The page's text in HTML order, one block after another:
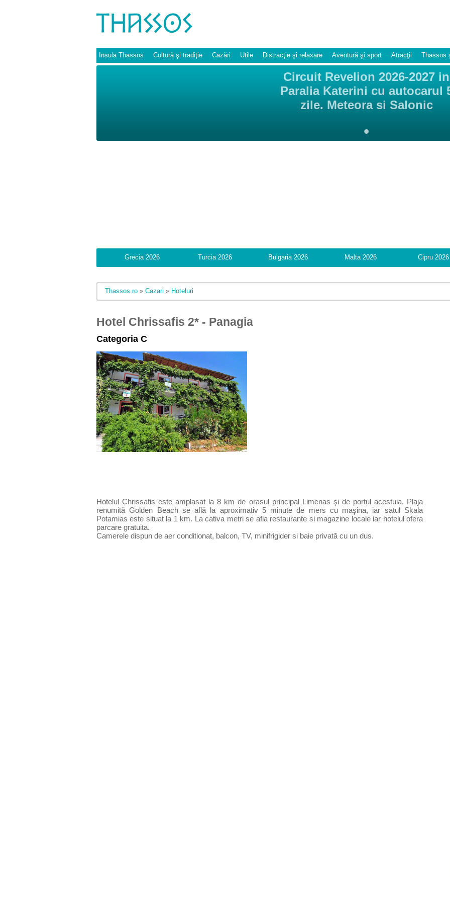
Insula Thassos Cultură şi tradiţie Cazări Utile Distracţie şi relaxare Aventură şi sport Atracţii Thassos
Circuit Revelion 2026-2027 in
Paralia Katerini cu autocarul
zile. Meteora si Salonic
•
Grecia 2026 Turcia 2026 Bulgaria 2026 Malta 2026 Cipru 2026
Thassos.ro » Cazari » Hoteluri
Hotel Chrissafis 2* - Panagia
Categoria C
Hotelul Chrissafis este amplasat la 8 km de orasul principal Limenas şi de portul acestuia. Plaja
renumită Golden Beach se află la aproximativ 5 minute de mers cu maşina, iar satul Skala
Potamias este situat la 1 km. La cativa metri se afla restaurante si magazine locale iar hotelul ofera
parcare gratuita.
Camerele dispun de aer conditionat, balcon, TV, minifrigider si baie privată cu un dus.